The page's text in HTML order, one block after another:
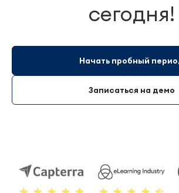
сегодня!
Начать пробный
Записаться на демо